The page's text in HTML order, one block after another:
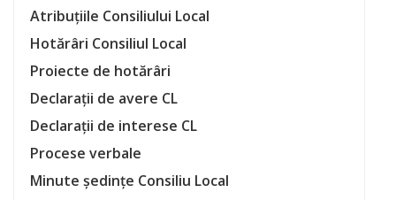
Atribuțiile Consiliului Local
Hotărâri Consiliul Local
Proiecte de hotărâri
Declarații de avere CL
Declarații de interese CL
Procese verbale
Minute ședințe Consiliu Local